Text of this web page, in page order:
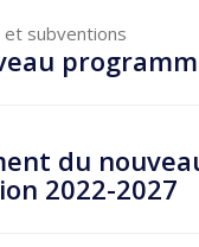
et subventions
du
2022-2027